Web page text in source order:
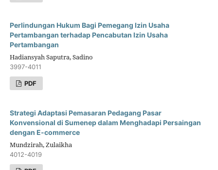
Perlindungan Hukum Bagi Pemegang Izin Usaha
Pertambangan terhadap Pencabutan Izin Usaha
Pertambangan
Hadiansyah Saputra, Sadino
3997-4011
PDF
Strategi Adaptasi Pemasaran Pedagang Pasar
Konvensional di Sumenep dalam Menghadapi Persaingan
dengan E-commerce
Mundzirah, Zulaikha
4012-4019